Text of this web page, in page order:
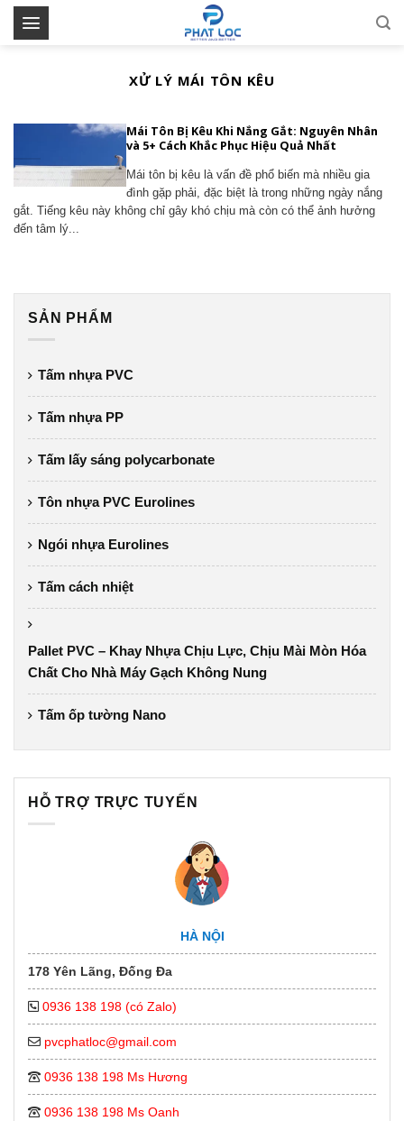
Skip
XỬ LÝ MÁI TÔN KÊU
SẢN PHẨM
Tấm nhựa PVC
Tấm nhựa PP
Tấm lấy sáng polycarbonate
Tôn nhựa PVC Eurolines
Ngói nhựa Eurolines
Tấm cách nhiệt
Pallet PVC – Khay Nhựa Chịu Lực, Chịu Mài Mòn Hóa
Chất Cho Nhà Máy Gạch Không Nung
Tấm ốp tường Nano
HỖ TRỢ TRỰC TUYẾN
HÀ NỘI
178 Yên Lãng, Đống Đa
0936 138 198 (có Zalo)
pvcphatloc@gmail.com
0936 138 198 Ms Hương
0936 138 198 Ms Oanh
Mái Tôn Bị Kêu Khi Nắng Gắt: Nguyên Nhân
và 5+ Cách Khắc Phục Hiệu Quả Nhất
Mái tôn bị kêu là vấn đề phổ biến mà nhiều gia
đình gặp phải, đặc biệt là trong những ngày nắng
gắt. Tiếng kêu này không chỉ gây khó chịu mà còn có thể ảnh hưởng
đến tâm lý...